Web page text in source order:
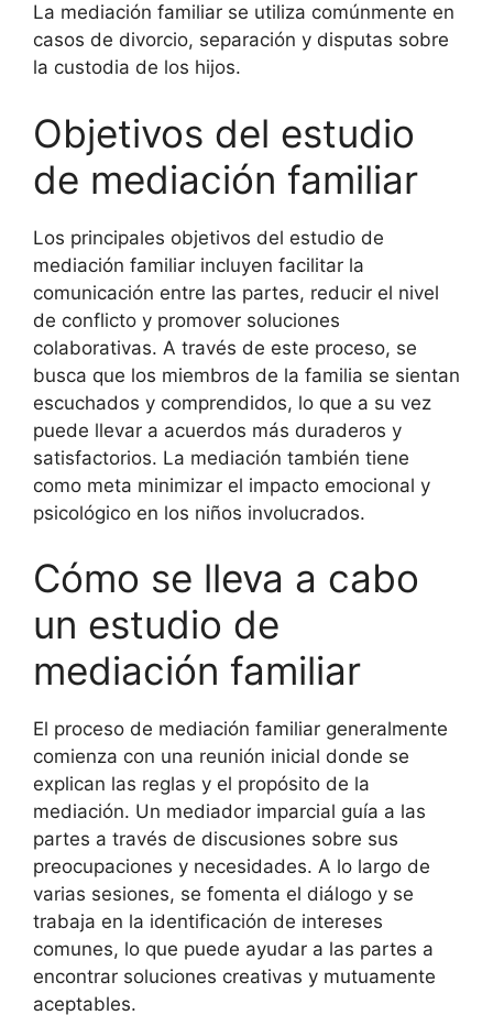
La mediación familiar se utiliza comúnmente en
casos de divorcio, separación y disputas sobre
la custodia de los hijos.
Objetivos del estudio
de mediación familiar
Los principales objetivos del estudio de
mediación familiar incluyen facilitar la
comunicación entre las partes, reducir el nivel
de conflicto y promover soluciones
colaborativas. A través de este proceso, se
busca que los miembros de la familia se sientan
escuchados y comprendidos, lo que a su vez
puede llevar a acuerdos más duraderos y
satisfactorios. La mediación también tiene
como meta minimizar el impacto emocional y
psicológico en los niños involucrados.
Cómo se lleva a cabo
un estudio de
mediación familiar
El proceso de mediación familiar generalmente
comienza con una reunión inicial donde se
explican las reglas y el propósito de la
mediación. Un mediador imparcial guía a las
partes a través de discusiones sobre sus
preocupaciones y necesidades. A lo largo de
varias sesiones, se fomenta el diálogo y se
trabaja en la identificación de intereses
comunes, lo que puede ayudar a las partes a
encontrar soluciones creativas y mutuamente
aceptables.